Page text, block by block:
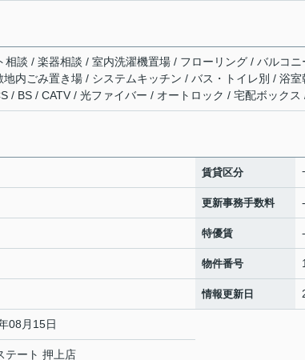
相談 / 楽器相談 / 室内洗濯機置場 / フローリング / バルコ
地内ごみ置き場 / システムキッチン / バス・トイレ別 / 浴
/ BS / CATV / 光ファイバー / オートロック / 宅配ボック
賃貸区分
更新事務手数料 -
特優賃 -
物件番号
情報更新日
08月15日
テート 押上店